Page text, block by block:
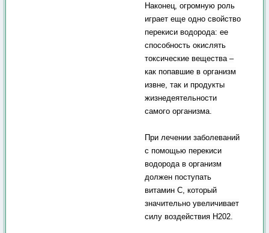
Наконец, огромную роль
играет еще одно свойство
перекиси водорода: ее
способность окислять
токсические вещества –
как попавшие в организм
извне, так и продукты
жизнедеятельности
самого организма.
При лечении заболеваний
с помощью перекиси
водорода в организм
должен поступать
витамин С, который
значительно увеличивает
силу воздействия Н202.